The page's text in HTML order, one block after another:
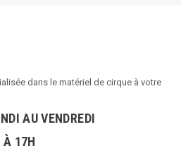
dans le matériel de cirque à votre
AU VENDREDI
À 17H